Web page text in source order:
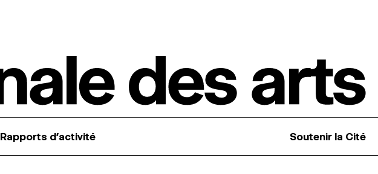
Rapports d’activité Soutenir la Cité